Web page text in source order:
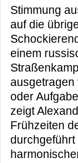
Stimmung
auf die
einem
ausgetragen
oder
zeigt
Frühzeiten